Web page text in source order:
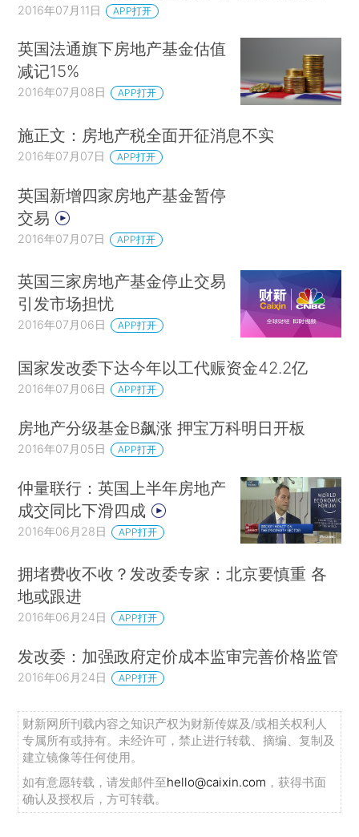
2016年07月11日 APP打开
英国法通旗下房地产基金估值
减记15%
2016年07月08日 APP打开
施正文：房地产税全面开征消息不实
2016年07月07日 APP打开
英国新增四家房地产基金暂停
交易
2016年07月07日 APP打开
英国三家房地产基金停止交易
引发市场担忧
2016年07月06日 APP打开
国家发改委下达今年以工代赈资金42.2亿
2016年07月06日 APP打开
房地产分级基金B飙涨 押宝万科明日开板
2016年07月05日 APP打开
仲量联行：英国上半年房地产
成交同比下滑四成
2016年06月28日 APP打开
拥堵费收不收？发改委专家：北京要慎重 各
地或跟进
2016年06月24日 APP打开
发改委：加强政府定价成本监审完善价格监管
2016年06月24日 APP打开
财新网所刊载内容之知识产权为财新传媒及/或相关权利人
专属所有或持有。未经许可，禁止进行转载、摘编、复制及
建立镜像等任何使用。
如有意愿转载，请发邮件至hello@caixin.com ，获得书面
确认及授权后，方可转载。